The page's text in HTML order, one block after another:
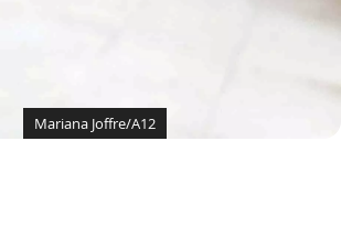
Mariana Joffre/A12